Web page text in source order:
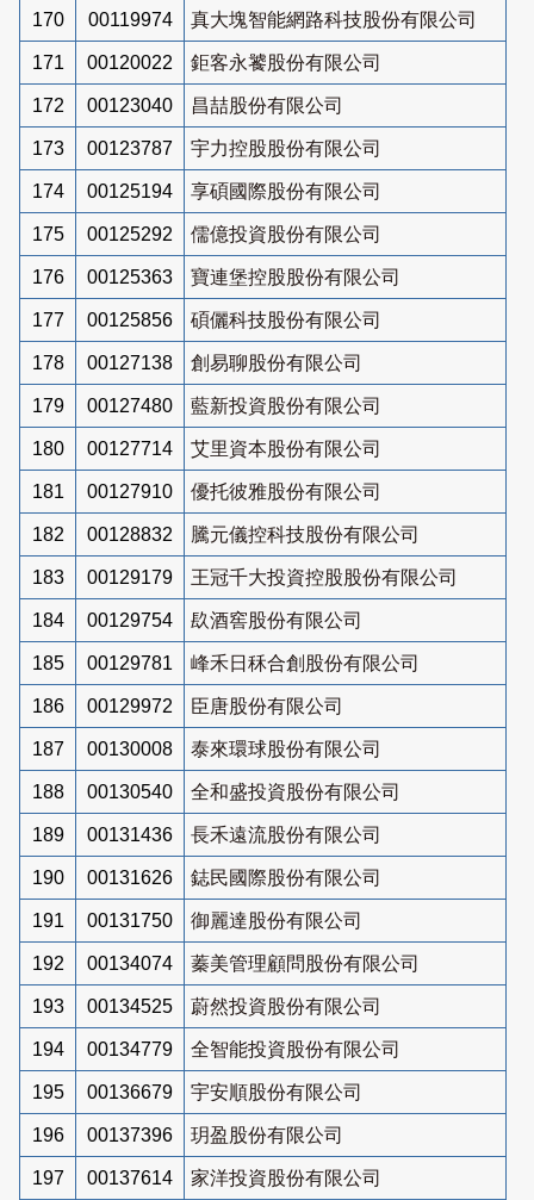
170 00119974 真大塊智能網路科技股份有限公司
171 00120022 鉅客永饕股份有限公司
172 00123040 昌喆股份有限公司
173 00123787 宇力控股股份有限公司
174 00125194 享碩國際股份有限公司
175 00125292 儒億投資股份有限公司
176 00125363 寶連堡控股股份有限公司
177 00125856 碩儷科技股份有限公司
178 00127138 創易聊股份有限公司
179 00127480 藍新投資股份有限公司
180 00127714 艾里資本股份有限公司
181 00127910 優托彼雅股份有限公司
182 00128832 騰元儀控科技股份有限公司
183 00129179 王冠千大投資控股股份有限公司
184 00129754 镹酒窖股份有限公司
185 00129781 峰禾日秝合創股份有限公司
186 00129972 臣唐股份有限公司
187 00130008 泰來環球股份有限公司
188 00130540 全和盛投資股份有限公司
189 00131436 長禾遠流股份有限公司
190 00131626 鋕民國際股份有限公司
191 00131750 御麗達股份有限公司
192 00134074 蓁美管理顧問股份有限公司
193 00134525 蔚然投資股份有限公司
194 00134779 全智能投資股份有限公司
195 00136679 宇安順股份有限公司
196 00137396 玥盈股份有限公司
197 00137614 家洋投資股份有限公司